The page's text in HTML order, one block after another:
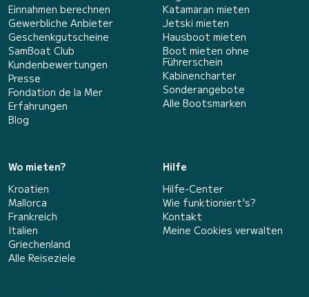
Einnahmen berechnen
Gewerbliche Anbieter
Geschenkgutscheine
SamBoat Club
Kundenbewertungen
Presse
Fondation de la Mer
Erfahrungen
Blog
Katamaran mieten
Jetski mieten
Hausboot mieten
Boot mieten ohne
Führerschein
Kabinencharter
Sonderangebote
Alle Bootsmarken
Wo mieten?
Kroatien
Mallorca
Frankreich
Italien
Griechenland
Alle Reiseziele
Hilfe
Hilfe-Center
Wie funktioniert's?
Kontakt
Meine Cookies verwalten